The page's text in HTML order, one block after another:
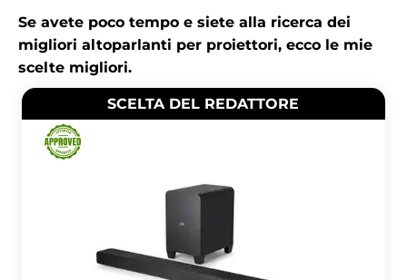
Se avete poco tempo e siete alla ricerca dei
migliori altoparlanti per proiettori, ecco le mie
scelte migliori.
SCELTA DEL REDATTORE